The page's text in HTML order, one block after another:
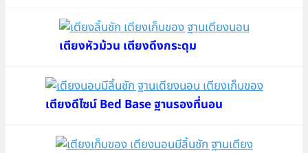
เตียงหัวม้วน เตียงดึงกระดุม
เตียงดีไซน์ Bed Base ฐานรองที่นอน